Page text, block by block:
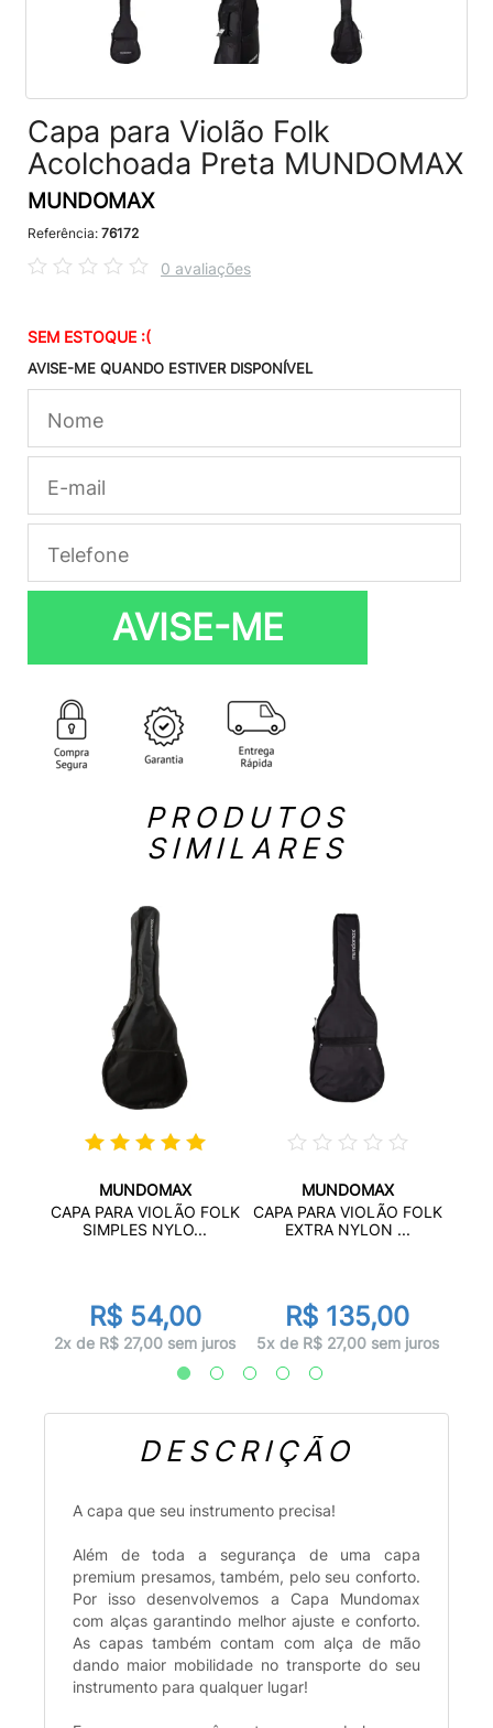
Capa para Violão Folk
Acolchoada Preta MUNDOMAX
MUNDOMAX
Referência: 76172
0 avaliações
SEM ESTOQUE :(
AVISE-ME QUANDO ESTIVER DISPONÍVEL
AVISE-ME
PRODUTOS
SIMILARES
MUNDOMAX
CAPA PARA VIOLÃO FOLK
SIMPLES NYLO...
R$ 54,00
2x de R$ 27,00 sem juros
MUNDOMAX
CAPA PARA VIOLÃO FOLK
EXTRA NYLON ...
R$ 135,00
5x de R$ 27,00 sem juros
DESCRIÇÃO
A capa que seu instrumento precisa!
Além de toda a segurança de uma capa
premium presamos, também, pelo seu conforto.
Por isso desenvolvemos a Capa Mundomax
com alças garantindo melhor ajuste e conforto.
As capas também contam com alça de mão
dando maior mobilidade no transporte do seu
instrumento para qualquer lugar!